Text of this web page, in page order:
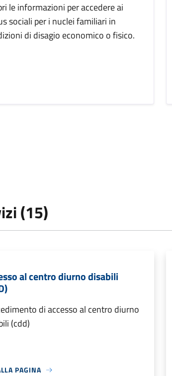
le informazioni per accedere ai
sociali per i nuclei familiari in
di disagio economico o fisico.
(15)
al centro diurno disabili
di accesso al centro diurno
(cdd)
PAGINA